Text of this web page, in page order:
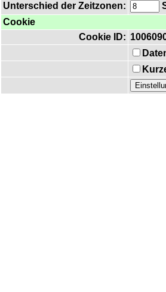
Unterschied der Zeitzonen:
Cookie
Cookie ID: